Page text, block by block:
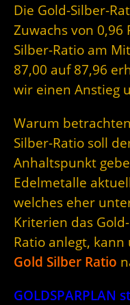
Die Gold-Silber-
Zuwachs von 0,96
Silber-Ratio am
87,00 auf 87,96
wir einen Anstieg
Warum
Silber-Ratio soll
Anhaltspunkt
Edelmetalle
welches eher
Kriterien das
Ratio anlegt,
Gold Silber Ratio
GOLDSPARPLAN